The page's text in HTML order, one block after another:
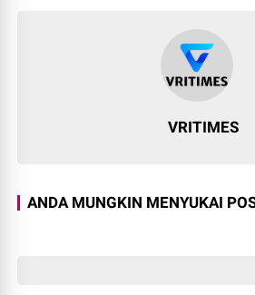
VRITIMES
ANDA MUNGKIN MENYUKAI